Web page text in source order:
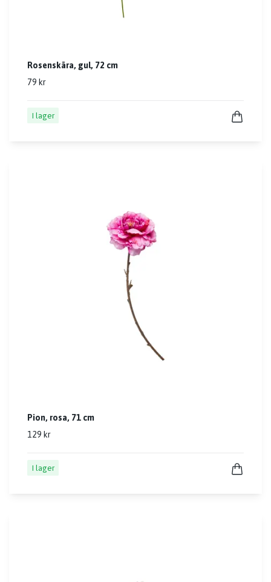
Rosenskära, gul, 72 cm
79 kr
I lager
Pion, rosa, 71 cm
129 kr
I lager